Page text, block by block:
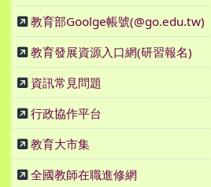
教育部Goolge帳號(@go.edu.tw)
教育發展資源入口網(研習報名)
資訊常見問題
行政協作平台
教育大市集
全國教師在職進修網